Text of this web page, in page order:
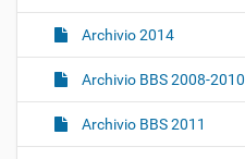
i
n
Archivio 2014
Archivio BBS 2008-2010
Archivio BBS 2011